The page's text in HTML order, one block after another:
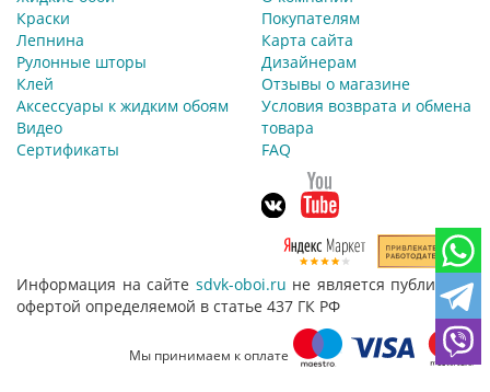
Краски
Лепнина
Рулонные шторы
Клей
Аксессуары к жидким обоям
Видео
Сертификаты
Покупателям
Карта сайта
Дизайнерам
Отзывы о магазине
Условия возврата и обмена
товара
FAQ
Информация на сайте sdvk-oboi.ru не является публичной
офертой определяемой в статье 437 ГК РФ
Мы принимаем к оплате